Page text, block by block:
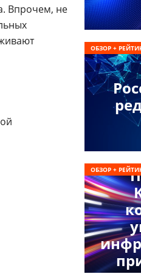
Впрочем, не
ОБЗОР +
ОБЗОР +